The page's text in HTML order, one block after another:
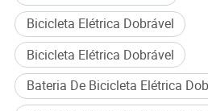
Bicicleta Elétrica Dobrável
Bicicleta Elétrica Dobrável
Bateria De Bicicleta Elétrica